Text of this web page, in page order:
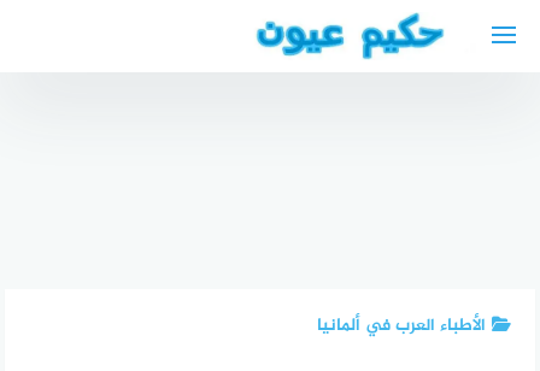
الأطباء العرب في ألمانيا